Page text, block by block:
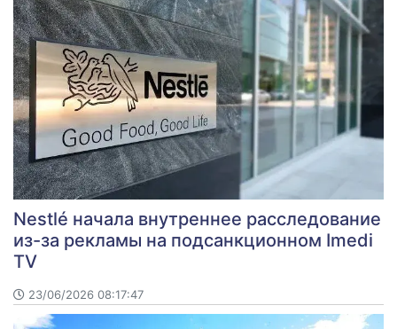
Nestlé начала внутреннее расследование
из-за рекламы на подсанкционном Imedi
TV
23/06/2026 08:17:47